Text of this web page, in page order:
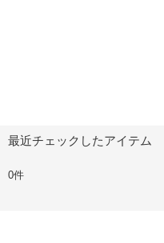
最近チェックしたアイテム
0件